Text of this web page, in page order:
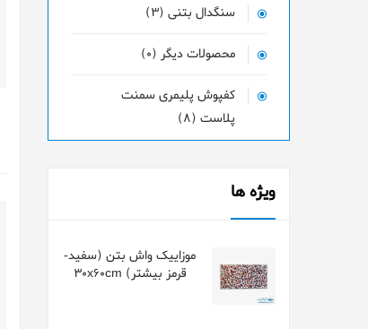
سنگدال بتنی (3)
محصولات دیگر (0)
کفپوش پلیمری سمنت
پلاست (8)
ویژه ها
موزاییک واش بتن (سفید-
قرمز بیشتر) 30x60cm